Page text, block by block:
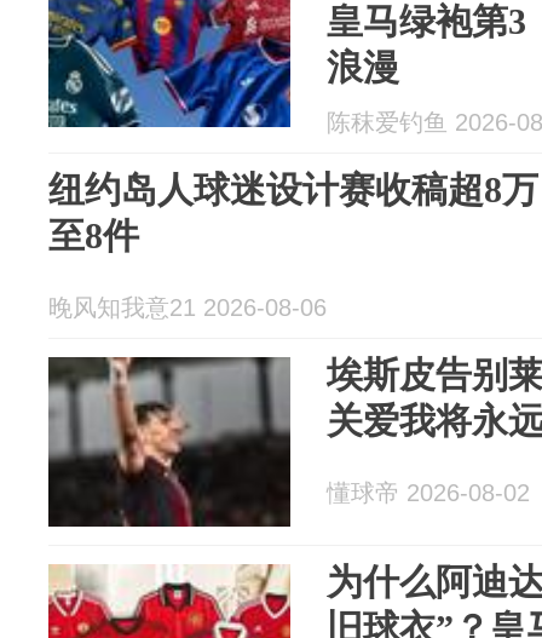
皇马绿袍第3
浪漫
陈秣爱钓鱼 2026-
纽约岛人球迷设计赛收稿超8
至8件
晚风知我意21 2026-08-06
埃斯皮告别
关爱我将永
懂球帝 2026-08-02
为什么阿迪
旧球衣”？